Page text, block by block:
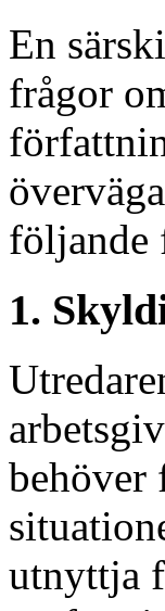
En
frågor
följande
1.
behöver
utnyttja